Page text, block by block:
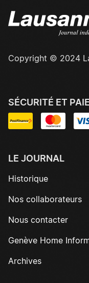
Copyright © 2024
SÉCURITÉ ET
LE JOURNAL
Historique
Nos collaborateurs
Nous contacter
Genève Home
Archives